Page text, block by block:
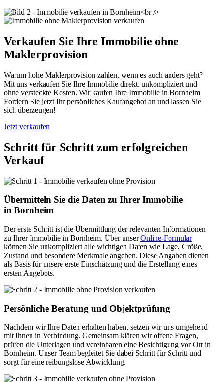
Verkaufen Sie Ihre Immobilie ohne
Maklerprovision
Warum hohe Maklerprovision zahlen, wenn es auch anders geht?
Mit uns verkaufen Sie Ihre Immobilie direkt, unkompliziert und
ohne versteckte Kosten. Wir kaufen Ihre Immobilie in Bornheim.
Fordern Sie jetzt Ihr persönliches Kaufangebot an und lassen Sie
sich überzeugen!
Jetzt verkaufen
Schritt für Schritt zum erfolgreichen
Verkauf
Übermitteln Sie die Daten zu Ihrer Immobilie
in Bornheim
Der erste Schritt ist die Übermittlung der relevanten Informationen
zu Ihrer Immobilie in Bornheim. Über unserOnline-Formular
können Sie unkompliziert alle wichtigen Daten wie Lage, Größe,
Zustand und besondere Merkmale angeben. Diese Angaben dienen
als Basis für unsere erste Einschätzung und die Erstellung eines
ersten Angebots.
Persönliche Beratung und Objektprüfung
Nachdem wir Ihre Daten erhalten haben, setzen wir uns umgehend
mit Ihnen in Verbindung. Gemeinsam klären wir offene Fragen,
prüfen die Unterlagen und vereinbaren eine Besichtigung vor Ort in
Bornheim. Unser Team begleitet Sie dabei Schritt für Schritt und
sorgt für eine reibungslose Abwicklung.